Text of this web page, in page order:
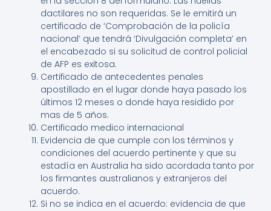
dactilares no son requeridas. Se le emitirá un
certificado de ‘Comprobación de la policía
nacional’ que tendrá ‘Divulgación completa’ en
el encabezado si su solicitud de control policial
de AFP es exitosa.
Certificado de antecedentes penales
apostillado en el lugar donde haya pasado los
últimos 12 meses o donde haya residido por
mas de 5 años.
Certificado medico internacional
Evidencia de que cumple con los términos y
condiciones del acuerdo pertinente y que su
estadía en Australia ha sido acordada tanto por
los firmantes australianos y extranjeros del
acuerdo.
Si no se indica en el acuerdo: evidencia de que